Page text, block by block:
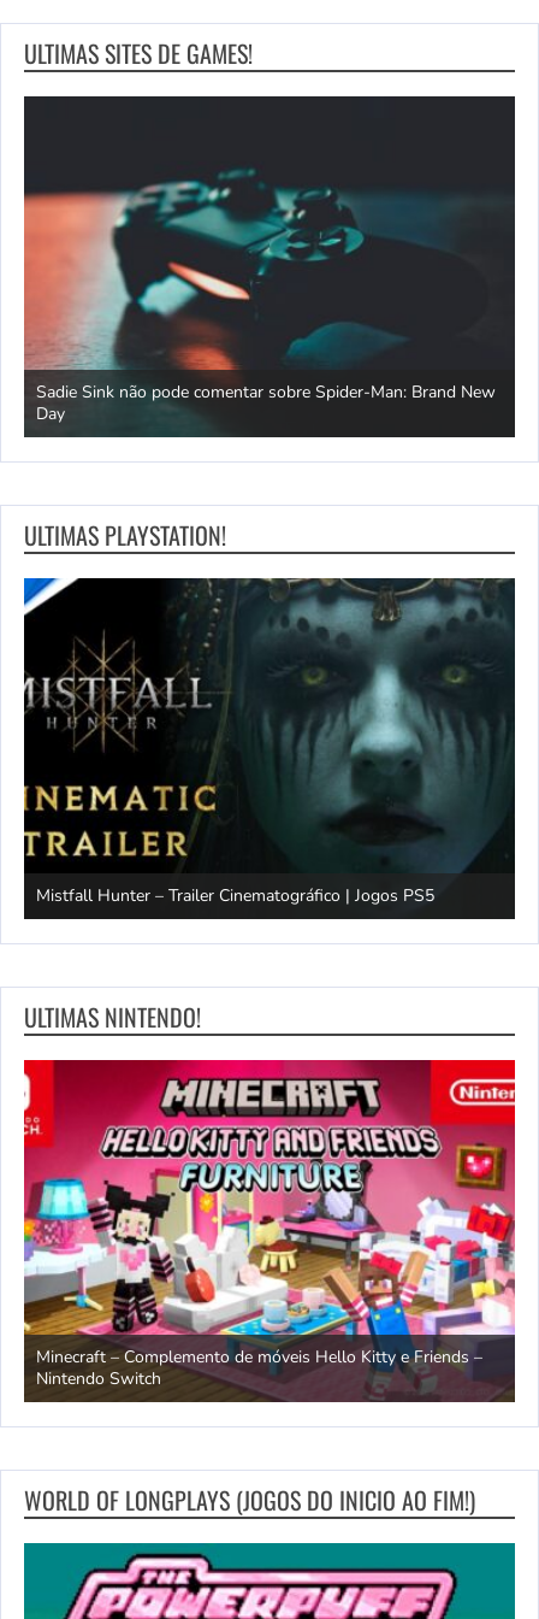
ULTIMAS SITES DE GAMES!
Sadie Sink não pode comentar sobre Spider-Man: Brand New
Day
ULTIMAS PLAYSTATION!
Mistfall Hunter – Trailer Cinematográfico | Jogos PS5
ULTIMAS NINTENDO!
Minecraft – Complemento de móveis Hello Kitty e Friends –
Nintendo Switch
WORLD OF LONGPLAYS (JOGOS DO INICIO AO FIM!)